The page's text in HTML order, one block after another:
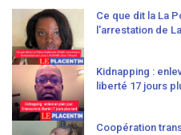
Ce que dit la La
l'arrestation de
Kidnapping :
liberté 17 jours
Coopération